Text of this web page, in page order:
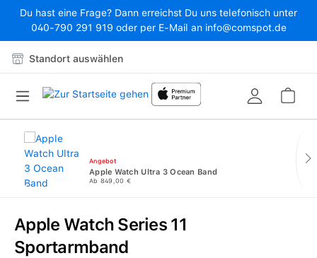
Zum Hauptinhalt springen
Du hast eine Frage? Dann erreichst Du uns telefonisch unter
040-790 291 919 oder per E-Mail an info@comspot.de
Standort auswählen
Angebot
Apple Watch Ultra 3 Ocean Band
Ab 849,00 €
Apple Watch Series 11
Sportarmband